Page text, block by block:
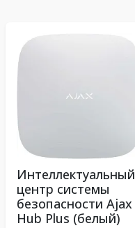
Интеллектуальный
центр системы
безопасности Ajax
Hub Plus (белый)